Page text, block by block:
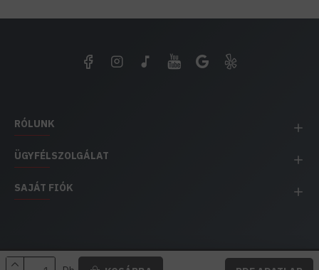
RÓLUNK
ÜGYFÉLSZOLGÁLAT
SAJÁT FIÓK
EH IMPEX / Copyright © 1991-2025 Energia Háza